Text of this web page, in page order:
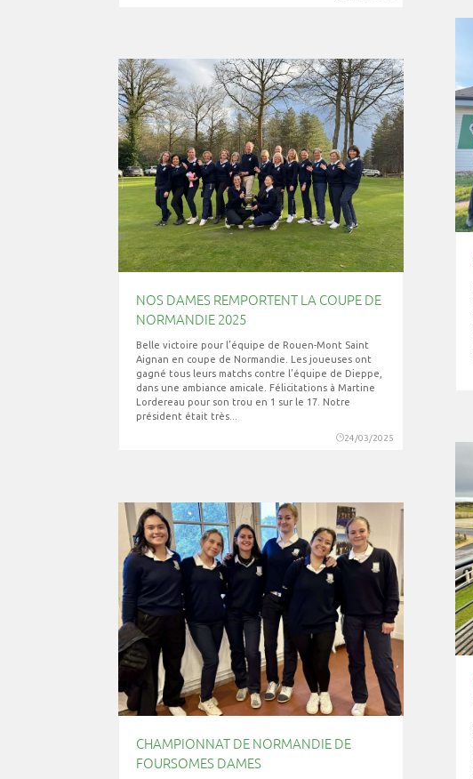
NOS DAMES REMPORTENT LA COUPE DE
NORMANDIE 2025
24/03/2025
Belle victoire pour l’équipe de Rouen-Mont Saint
Aignan en coupe de Normandie. Les joueuses ont
gagné tous leurs matchs contre l’équipe de Dieppe,
dans une ambiance amicale. Félicitations à Martine
Lordereau pour son trou en 1 sur le 17. Notre
président était très...
CHAMPIONNAT DE NORMANDIE DE
FOURSOMES DAMES